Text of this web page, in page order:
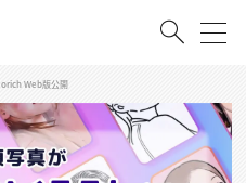
会員登録
Web版公開